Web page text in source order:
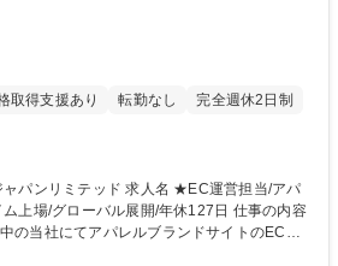
取得支援あり 転勤なし
完全週休2日制
求人名 ★EC運営担当/アパ
/グローバル展開/年休127日 仕事の内容
の当社にてアパレルブランドサイトのEC運
「SHEL'TTER WEBSTORE」や「ZOZOTO